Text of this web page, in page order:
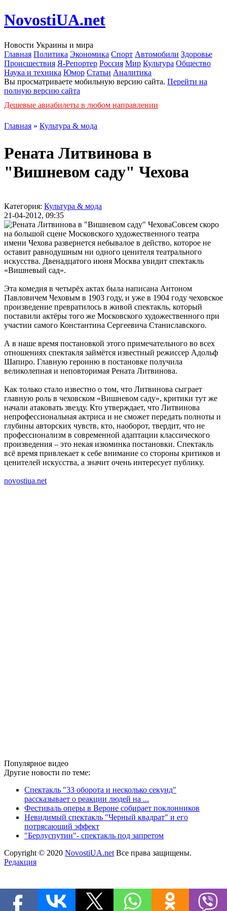
NovostiUA.net
Новости Украины и мира
Главная Политика Экономика Спорт Автомобили Здоровье
Происшествия Я-Репортер Россия Мир Культура Общество
Наука и техника Юмор Статьи Аналитика
Вы просматриваете мобильную версию сайта. Перейти на
полную версию сайта
Дешевые авиабилеты в любом направлении
Главная » Культура & мода
Рената Литвинова в
"Вишневом саду" Чехова
Категория: Культура & мода
21-04-2012, 09:35
Совсем скоро
на большой сцене Московского художественного театра
имени Чехова развернется небывалое в действо, которое не
оставит равнодушным ни одного ценителя театрального
искусства. Двенадцатого июня Москва увидит спектакль
«Вишневый сад».
Эта комедия в четырёх актах была написана Антоном
Павловичем Чеховым в 1903 году, и уже в 1904 году чеховское
произведение превратилось в живой спектакль, который
поставили актёры того же Московского художественного при
участии самого Константина Сергеевича Станиславского.
А в наше время постановкой этого примечательного во всех
отношениях спектакля займётся известный режиссер Адольф
Шапиро. Главную героиню в постановке получила
великолепная и неповторимая Рената Литвинова.
Как только стало известно о том, что Литвинова сыграет
главную роль в чеховском «Вишневом саду», критики тут же
начали атаковать звезду. Кто утверждает, что Литвинова
непрофессиональная актриса и не сможет передать полноты и
глубины авторских чувств, кто, наоборот, твердит, что не
профессионализм в современной адаптации классического
произведения – это некая изюминка постановки. Спектакль
всё время привлекает к себе внимание со стороны критиков и
ценителей искусства, а значит очень интересует публику.
novostiua.net
Популярное видео
Другие новости по теме:
Спектакль "33 оборота и несколько секунд"
рассказывает о реакции людей на ...
Фестиваль оперы в Вероне собирает поклонников
Невидимый спектакль "Черный квадрат" и его
потрясающий эффект
"Берлуспутин"- спектакль под запретом
Copyright © 2020 NovostiUA.net Все права защищены.
Редакция